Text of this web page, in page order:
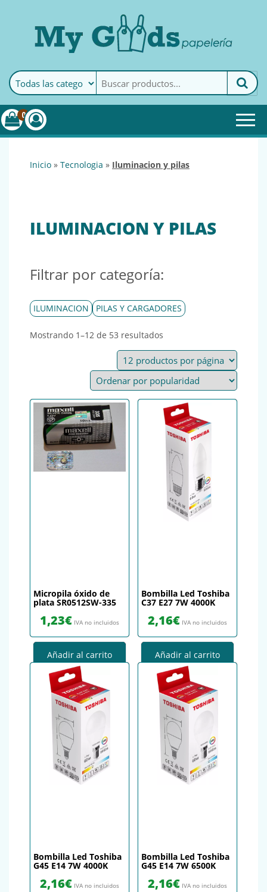
MyGoods · PapeleríaMy Goods es tu papelería
online de confianza. Podrás
encontrar todo lo necesario
0
inicio » tecnologia » iluminacion y pilas
ILUMINACION Y PILAS
Filtrar por categoría:
ILUMINACION PILAS Y CARGADORES
Mostrando 1–12 de 53 resultados
Micropila óxido de
plata SR0512SW-335
1,23€ IVA no incluidos
Añadir al carrito
Bombilla Led Toshiba
C37 E27 7W 4000K
2,16€ IVA no incluidos
Añadir al carrito
Bombilla Led Toshiba
G45 E14 7W 4000K
2,16€ IVA no incluidos
Bombilla Led Toshiba
G45 E14 7W 6500K
2,16€ IVA no incluidos